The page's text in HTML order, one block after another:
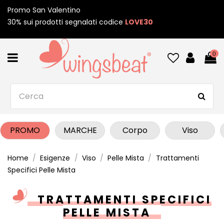
Promo San Valentino
30% sui prodotti segnalati codice LOVE30
0
PROMO MARCHE Corpo Viso
Home Esigenze Viso Pelle Mista
Trattamenti
Specifici Pelle Mista
TRATTAMENTI SPECIFICI
PELLE MISTA